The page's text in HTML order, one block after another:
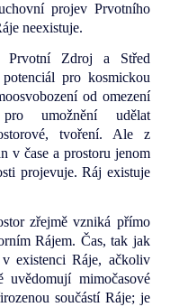
projev Prvotního
neexistuje.
Zdroj a Střed
pro kosmickou
od omezení
umožnění udělat
tvoření. Ale z
v čase a prostoru jenom
projevuje. Ráj existuje
zřejmě vzniká přímo
Rájem. Čas, tak jak
existenci Ráje, ačkoliv
uvědomují mimočasové
součástí Ráje; je